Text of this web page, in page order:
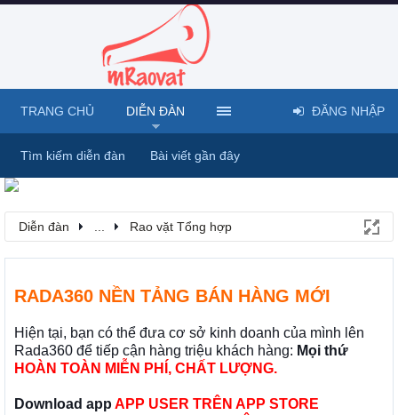
Diễn đàn Rao vặt Tổng hợp
RADA360 NỀN TẢNG BÁN HÀNG MỚI
Hiện tại, bạn có thể đưa cơ sở kinh doanh của mình lên
Rada360 để tiếp cận hàng triệu khách hàng: Mọi thứ
HOÀN TOÀN MIỄN PHÍ, CHẤT LƯỢNG.
Download app APP USER TRÊN APP STORE
TRANG CHỦ DIỄN ĐÀN
Tìm kiếm diễn đàn Bài viết gần đây
ĐĂNG NHẬP